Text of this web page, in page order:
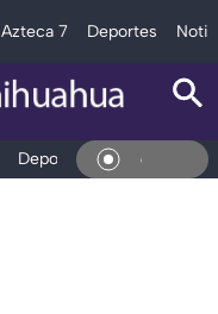
Azteca 7 Deportes
Deportes Espectáculos
En